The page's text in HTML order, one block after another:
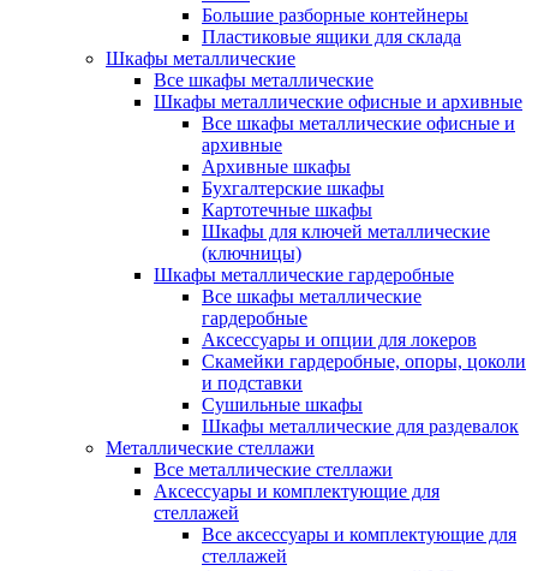
Большие разборные контейнеры
Пластиковые ящики для склада
Шкафы металлические
Все шкафы металлические
Шкафы металлические офисные и архивные
Все шкафы металлические офисные и
архивные
Архивные шкафы
Бухгалтерские шкафы
Картотечные шкафы
Шкафы для ключей металлические
(ключницы)
Шкафы металлические гардеробные
Все шкафы металлические
гардеробные
Аксессуары и опции для локеров
Скамейки гардеробные, опоры, цоколи
и подставки
Сушильные шкафы
Шкафы металлические для раздевалок
Металлические стеллажи
Все металлические стеллажи
Аксессуары и комплектующие для
стеллажей
Все аксессуары и комплектующие для
стеллажей